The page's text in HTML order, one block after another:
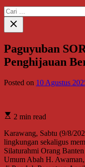
Cari
untuk:
Close
search
Paguyuban
Penghijauan
Posted on 10 Agustus
2 min read
Karawang, Sabtu (9/8/
lingkungan sekaligus
Silaturahmi Orang
Umum Abah H.